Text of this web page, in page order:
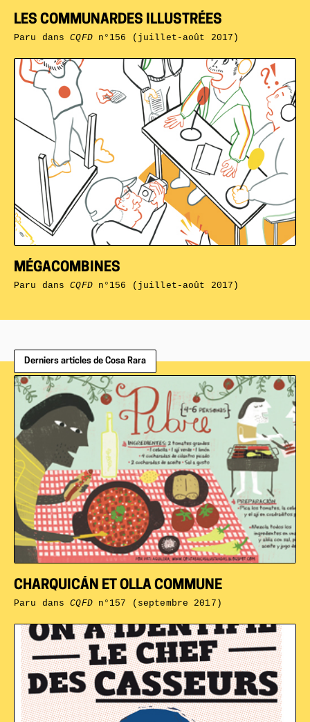
MÉGACOMBINES
Paru dansCQFDn°156 (juillet-août 2017)
LES COMMUNARDES ILLUSTRÉES
Paru dansCQFDn°156 (juillet-août 2017)
Derniers articles de Cosa Rara
CHARQUICÁN ET OLLA COMMUNE
Paru dansCQFDn°157 (septembre 2017)